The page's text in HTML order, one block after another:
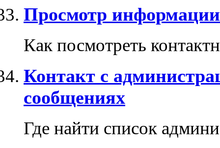
Просмотр
Как посмотреть
Контакт с
сообщениях
Где найти список